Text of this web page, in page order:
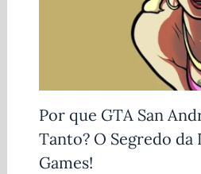
Por que GTA San
Tanto? O Segredo da
Games!